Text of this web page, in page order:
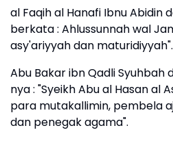
al Faqih al Hanafi Ibnu Abidin
berkata : Ahlussunnah wal
asy'ariyyah dan maturidiyyah".
Abu Bakar ibn Qadli
nya : "Syeikh Abu al Hasan al
para mutakallimin, pembela
dan penegak agama".